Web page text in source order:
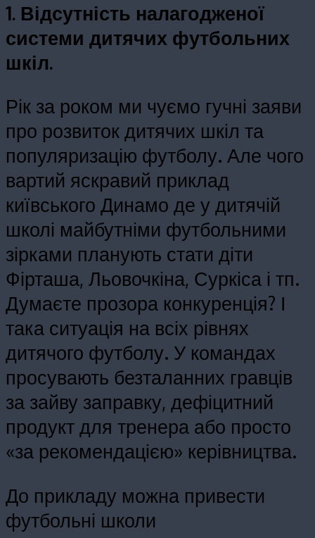
1. Відсутність налагодженої
системи дитячих футбольних
шкіл.
Рік за роком ми чуємо гучні заяви
про розвиток дитячих шкіл та
популяризацію футболу. Але чого
вартий яскравий приклад
київського Динамо де у дитячій
школі майбутніми футбольними
зірками планують стати діти
Фірташа, Льовочкіна, Суркіса і тп.
Думаєте прозора конкуренція? І
така ситуація на всіх рівнях
дитячого футболу. У командах
просувають безталанних гравців
за зайву заправку, дефіцитний
продукт для тренера або просто
«за рекомендацією» керівництва.
До прикладу можна привести
футбольні школи